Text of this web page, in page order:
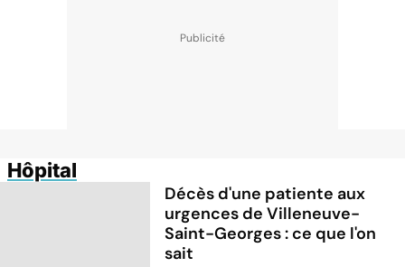
Hôpital
Décès d'une patiente aux
urgences de Villeneuve-
Saint-Georges : ce que l'on
sait